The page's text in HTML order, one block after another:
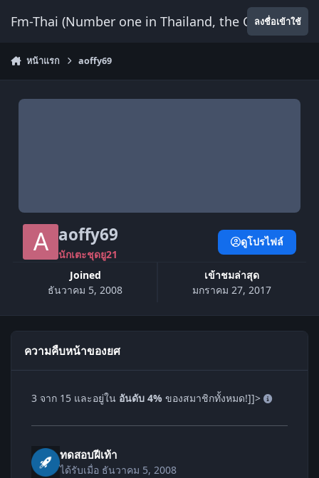
Fm-Thai (Number one in Thailand, the Onlyลงชื่อเข้าใช้
หน้าแรก aoffy69
aoffy69
นักเตะชุดยู21
Joined
ธันวาคม 5, 2008
เข้าชมล่าสุด
มกราคม 27, 2017
ดูโปรไฟล์
ความคืบหน้าของยศ
3 จาก 15 และอยู่ใน อันดับ 4% ของสมาชิกทั้งหมด!]]>
ทดสอบฝีเท้า
ได้รับเมื่อ ธันวาคม 5, 2008